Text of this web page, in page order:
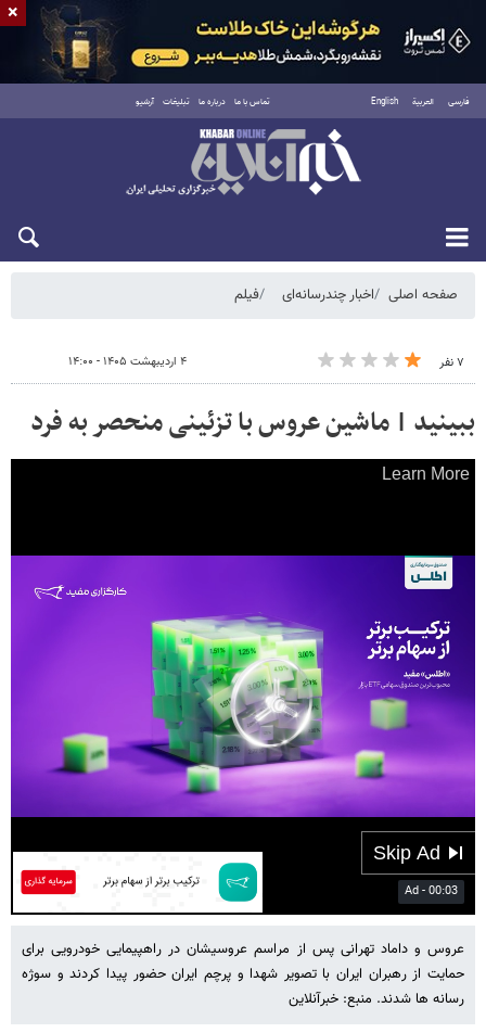
فارسی العربية English تماس با ما درباره ما تبلیغات آرشیو
شنبه ۱۷ مرداد ۱۴۰۵
صفحه اصلی اخبار چندرسانه‌ای فیلم
۷ نفر ۴ اردیبهشت ۱۴۰۵ - ۱۴:۰۰
ببینید | ماشین عروس با تزئینی منحصر به فرد
Play
00:31
Mute
Settings
PIP
Enter
عروس و داماد تهرانی پس از مراسم عروسیشان در راهپیمایی خودرویی برای
حمایت از رهبران ایران با تصویر شهدا و پرچم ایران حضور پیدا کردند و سوژه
رسانه ها شدند. منبع: خبرآنلاین
×